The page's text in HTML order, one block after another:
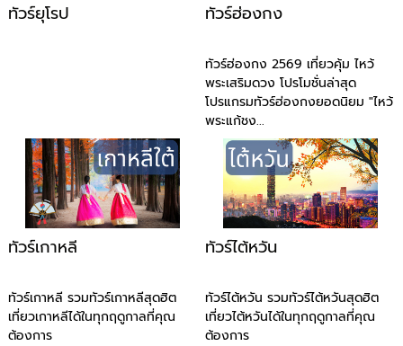
ทัวร์ยุโรป ทัวร์ฮ่องกง
ทัวร์ฮ่องกง 2569 เที่ยวคุ้ม ไหว้
พระเสริมดวง โปรโมชั่นล่าสุด
โปรแกรมทัวร์ฮ่องกงยอดนิยม "ไหว้
พระแก้ชง...
ทัวร์เกาหลี
ทัวร์เกาหลี รวมทัวร์เกาหลีสุดฮิต
เที่ยวเกาหลีได้ในทุกฤดูกาลที่คุณ
ต้องการ
ทัวร์ไต้หวัน
ทัวร์ไต้หวัน รวมทัวร์ไต้หวันสุดฮิต
เที่ยวไต้หวันได้ในทุกฤดูกาลที่คุณ
ต้องการ